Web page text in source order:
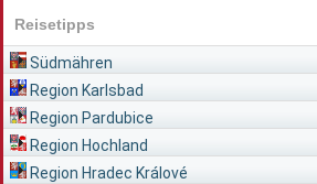
Reisetipps
Südmähren
Region Karlsbad
Region Pardubice
Region Hochland
Region Hradec Králové